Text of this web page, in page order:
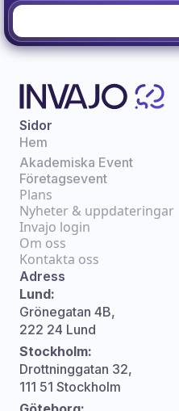
Sidor
Hem
Akademiska Event
Företagsevent
Plans
Nyheter & uppdateringar
Invajo login
Om oss
Kontakta oss
Adress
Lund:
Grönegatan 4B,
222 24 Lund
Stockholm:
Drottninggatan 32,
111 51 Stockholm